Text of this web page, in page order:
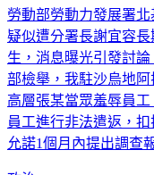
勞動部勞動力發展署北
疑似遭分署長謝宜容
生，消息曝光引發討論
部檢舉，我駐沙烏地
高層張某當眾羞辱員
員工進行非法遣返，